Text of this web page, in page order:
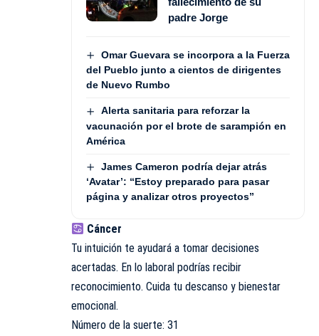
padre Jorge
Omar Guevara se incorpora a la Fuerza
del Pueblo junto a cientos de dirigentes
de Nuevo Rumbo
Alerta sanitaria para reforzar la
vacunación por el brote de sarampión en
América
James Cameron podría dejar atrás
‘Avatar’: “Estoy preparado para pasar
página y analizar otros proyectos”
Cáncer
Tu intuición te ayudará a tomar decisiones
acertadas. En lo laboral podrías recibir
reconocimiento. Cuida tu descanso y bienestar
emocional.
Número de la suerte: 31